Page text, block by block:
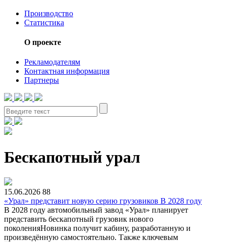
Производство
Статистика
О проекте
Рекламодателям
Контактная информация
Партнеры
Бескапотный урал
15.06.2026 88
«Урал» представит новую серию грузовиков В 2028 году
В 2028 году автомобильный завод «Урал» планирует
представить бескапотный грузовик нового
поколенияНовинка получит кабину, разработанную и
произведённую самостоятельно. Также ключевым